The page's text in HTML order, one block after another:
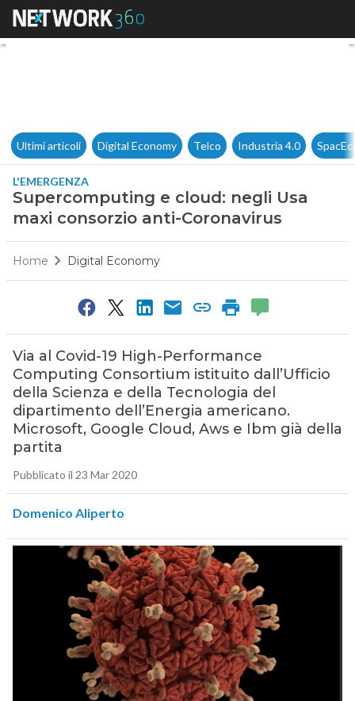
Supercomputing e cloud:
Ultimi articoli Digital Economy Telco Industria 4.0
L'EMERGENZA
Supercomputing e cloud: negli Usa
maxi consorzio anti-Coronavirus
Home Digital Economy
Via al Covid-19 High-Performance
Computing Consortium istituito dall’Ufficio
della Scienza e della Tecnologia del
dipartimento dell’Energia americano.
Microsoft, Google Cloud, Aws e Ibm già della
partita
Pubblicato il 23 Mar 2020
Domenico Aliperto